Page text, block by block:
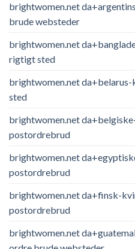
brightwomen.net
brude websteder
brightwomen.net
rigtigt sted
brightwomen.net
sted
brightwomen.net
postordrebrud
brightwomen.net
postordrebrud
brightwomen.net da+finsk-
postordrebrud
brightwomen.net